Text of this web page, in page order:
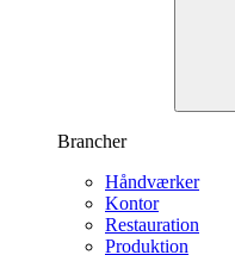
Brancher
Håndværker
Kontor
Restauration
Produktion